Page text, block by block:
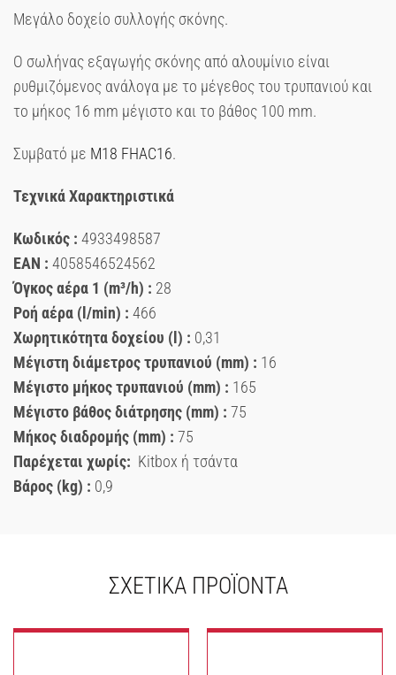
Μεγάλο δοχείο συλλογής σκόνης.
Ο σωλήνας εξαγωγής σκόνης από αλουμίνιο είναι
ρυθμιζόμενος ανάλογα με το μέγεθος του τρυπανιού και
το μήκος 16 mm μέγιστο και το βάθος 100 mm.
Συμβατό με M18 FHAC16.
Τεχνικά Χαρακτηριστικά
Κωδικός : 4933498587
EAN : 4058546524562
Όγκος αέρα 1 (m³/h) : 28
Ροή αέρα (l/min) : 466
Χωρητικότητα δοχείου (l) : 0,31
Μέγιστη διάμετρος τρυπανιού (mm) : 16
Μέγιστο μήκος τρυπανιού (mm) : 165
Μέγιστο βάθος διάτρησης (mm) : 75
Μήκος διαδρομής (mm) : 75
Παρέχεται χωρίς: Kitbox ή τσάντα
Βάρος (kg) : 0,9
ΣΧΕΤΙΚΆ ΠΡΟΪΌΝΤΑ